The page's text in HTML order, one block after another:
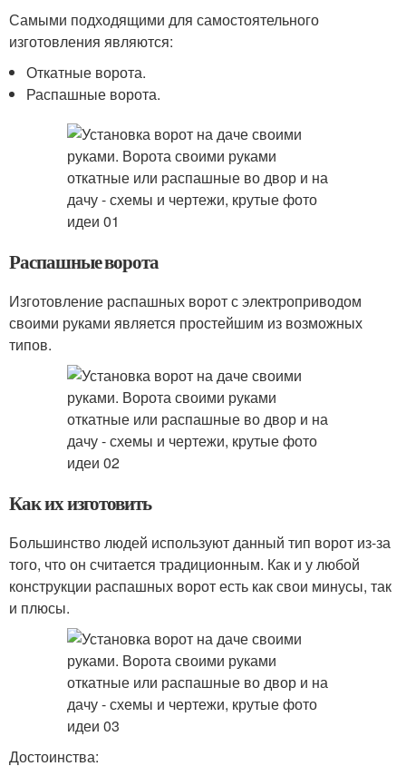
Самыми подходящими для самостоятельного
изготовления являются:
Откатные ворота.
Распашные ворота.
Распашные ворота
Изготовление распашных ворот с электроприводом
своими руками является простейшим из возможных
типов.
Как их изготовить
Большинство людей используют данный тип ворот из-за
того, что он считается традиционным. Как и у любой
конструкции распашных ворот есть как свои минусы, так
и плюсы.
Достоинства: